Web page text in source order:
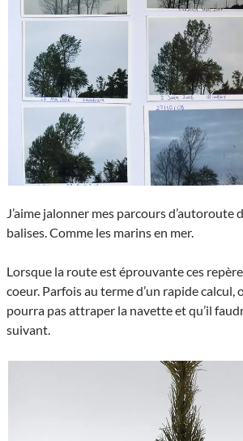
J’aime jalonner mes parcours d’autoroute
balises. Comme les marins en mer.
Lorsque la route est éprouvante ces
coeur. Parfois au terme d’un rapide calcul,
pourra pas attraper la navette et qu’il
suivant.